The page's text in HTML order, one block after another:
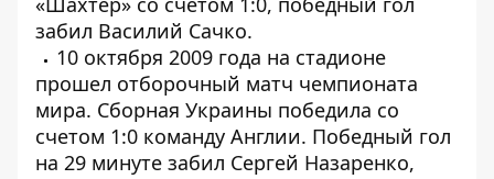
забил Василий Сачко.
10 октября 2009 года на стадионе
прошел отборочный матч чемпионата
мира. Сборная Украины победила со
счетом 1:0 команду Англии. Победный гол
на 29 минуте забил Сергей Назаренко,